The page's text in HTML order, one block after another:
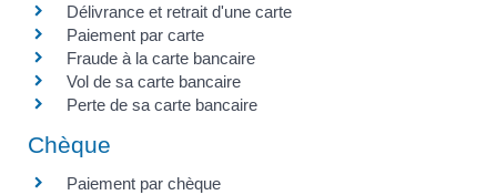
Délivrance et retrait d'une carte
Paiement par carte
Fraude à la carte bancaire
Vol de sa carte bancaire
Perte de sa carte bancaire
Chèque
Paiement par chèque